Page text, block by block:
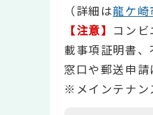
（詳細は龍ケ崎
【注意】 コン
載事項証明書、
窓口や郵送申請
※メインテナン